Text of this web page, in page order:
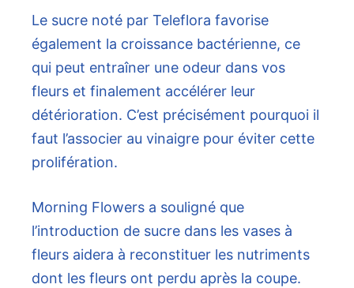
Le sucre noté par Teleflora favorise
également la croissance bactérienne, ce
qui peut entraîner une odeur dans vos
fleurs et finalement accélérer leur
détérioration. C’est précisément pourquoi il
faut l’associer au vinaigre pour éviter cette
prolifération.
Morning Flowers a souligné que
l’introduction de sucre dans les vases à
fleurs aidera à reconstituer les nutriments
dont les fleurs ont perdu après la coupe.